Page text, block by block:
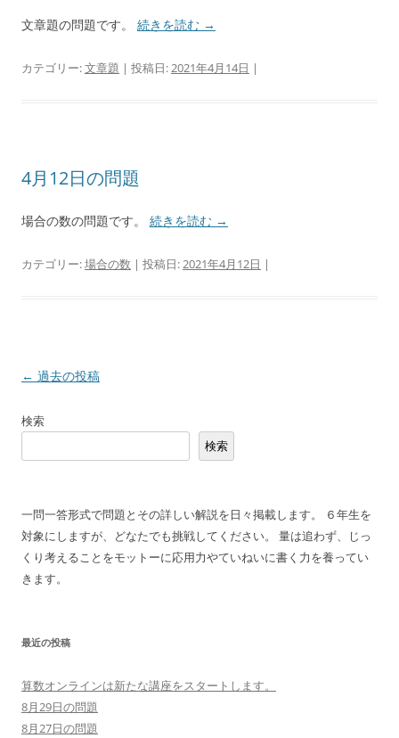
文章題の問題です。 続きを読む →
カテゴリー:文章題 | 投稿日:2021年4月14日 |
4月12日の問題
場合の数の問題です。 続きを読む →
カテゴリー:場合の数 | 投稿日:2021年4月12日 |
投
ナ
ョ
ン
← 過去の投稿
検索
検索
一問一答形式で問題とその詳しい解説を日々掲載します。 ６年生を
対象にしますが、どなたでも挑戦してください。 量は追わず、じっ
くり考えることをモットーに応用力やていねいに書く力を養ってい
きます。
最近の投稿
算数オンラインは新たな講座をスタートします。
8月29日の問題
8月27日の問題